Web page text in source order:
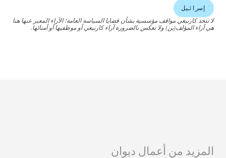
إسرائيل
لا تتخذ كارنيغي مواقف مؤسسية بشأن قضايا السياسة العامة؛ الآراء المعبر عنها هنا
هي آراء المؤلف(ين) ولا تعكس بالضرورة آراء كارنيغي أو موظفيها أو أمنائها.
المزيد من أعمال ديوان